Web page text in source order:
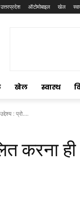
उत्तरप्रदेश ऑटोमोबाइल खेल
खेल स्वास्थ
: प्रो....
करना ही